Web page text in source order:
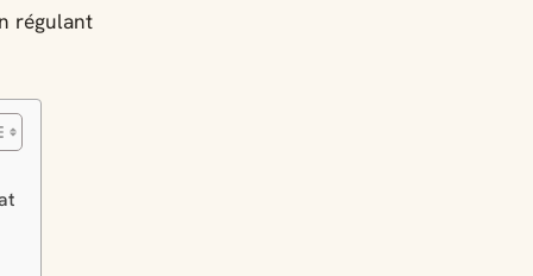
régulant